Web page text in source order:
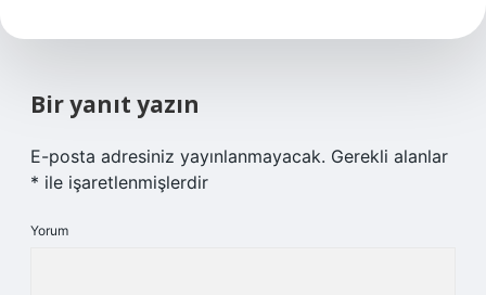
Bir yanıt yazın
E-posta adresiniz yayınlanmayacak. Gerekli alanlar
* ile işaretlenmişlerdir
Yorum